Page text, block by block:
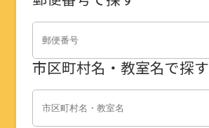
市区町村名・教室名で探す